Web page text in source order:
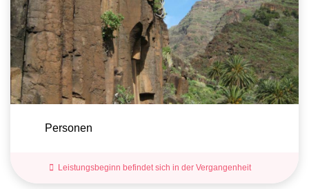
Personen
Leistungsbeginn befindet sich in der Vergangenheit